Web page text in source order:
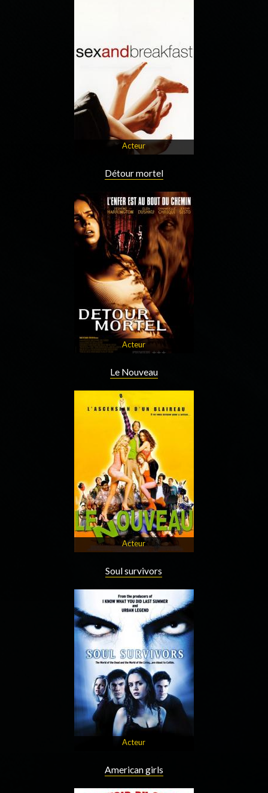
Acteur
Détour mortel
Acteur
Le Nouveau
Acteur
Soul survivors
Acteur
American girls